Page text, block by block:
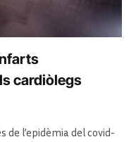
cardiòlegs
de l’epidèmia del covid-